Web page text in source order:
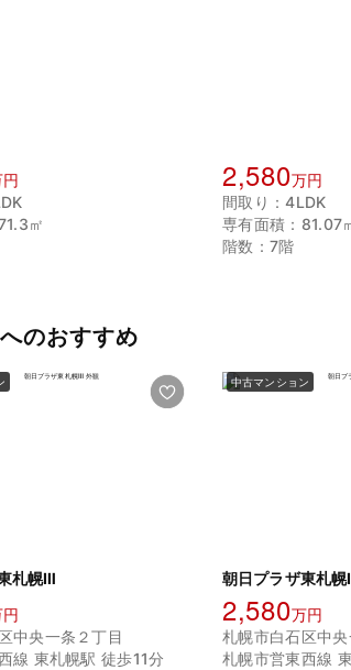
㎡
2,580万円
間取り：4LDK
専有面積：81.07
階数：7階
のおすすめ
札幌Ⅲ
中央一条２丁目
線 東札幌駅 徒歩11分
中古マンション
朝日プラザ東札
2,580万円
札幌市白石区中央
札幌市営東西線